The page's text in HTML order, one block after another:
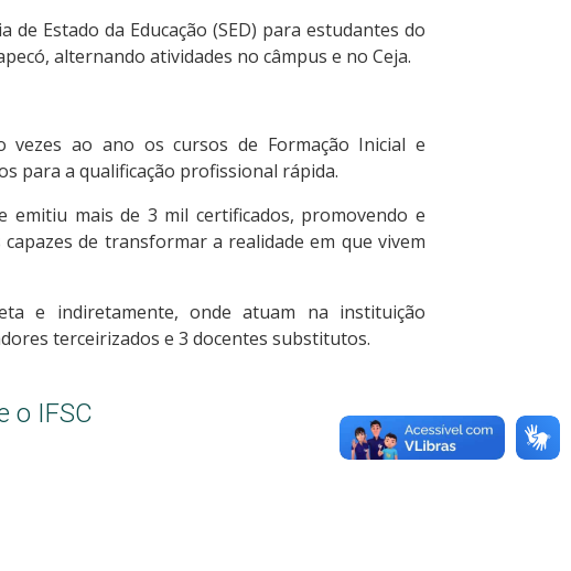
Estado da Educação (SED) para estudantes do
alternando atividades no câmpus e no Ceja.
vezes ao ano os cursos de Formação Inicial e
para a qualificação profissional rápida.
emitiu mais de 3 mil certificados, promovendo e
de transformar a realidade em que vivem
e indiretamente, onde atuam na instituição
terceirizados e 3 docentes substitutos.
o IFSC